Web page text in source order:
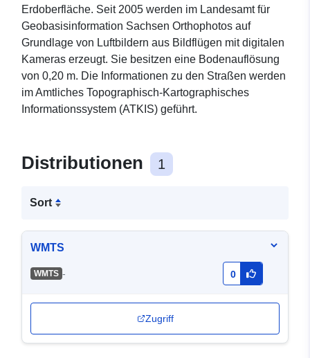
Erdoberfläche. Seit 2005 werden im Landesamt für
Geobasisinformation Sachsen Orthophotos auf
Grundlage von Luftbildern aus Bildflügen mit digitalen
Kameras erzeugt. Sie besitzen eine Bodenauflösung
von 0,20 m. Die Informationen zu den Straßen werden
im Amtliches Topographisch-Kartographisches
Informationssystem (ATKIS) geführt.
Distributionen 1
Sort
WMTS
WMTS - 0
Zugriff